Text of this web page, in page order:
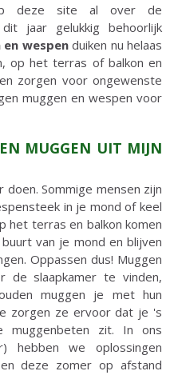
deze site al over de
jaar gelukkig behoorlijk
en wespenduiken nu helaas
op het terras of balkon en
zorgen voor ongewenste
muggen en wespen voor
MUGGEN UIT MIJN
Sommige mensen zijn
in je mond of keel
het terras en balkon komen
van je mond en blijven
Oppassen dus! Muggen
de slaapkamer te vinden,
muggen je met hun
zorgen ze ervoor dat je 's
muggenbeten zit. In ons
hebben we oplossingen
deze zomer op afstand